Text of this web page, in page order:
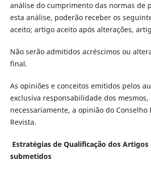
análise do cumprimento das normas de
esta análise, poderão receber os
aceito; artigo aceito após alterações,
Não serão admitidos acréscimos ou
final.
As opiniões e conceitos emitidos pelos
exclusiva responsabilidade dos
necessariamente, a opinião do Conselho
Revista.
Estratégias de Qualificação dos Artigos
submetidos